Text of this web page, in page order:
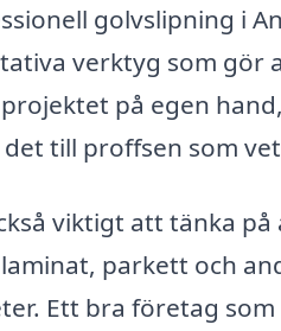
golvslipning i
verktyg som gör
på egen
till proffsen som
viktigt att tänka
parkett och
Ett bra företag